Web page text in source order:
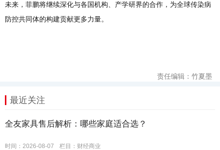
未来，菲鹏将继续深化与各国机构、产学研界的合作，为全球传染病
防控共同体的构建贡献更多力量。
责任编辑：竹夏墨
最近关注
全友家具售后解析：哪些家庭适合选？
时间：2026-08-07 栏目： 财经商业